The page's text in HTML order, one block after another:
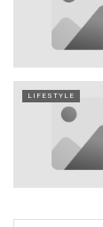
LIFESTYLE